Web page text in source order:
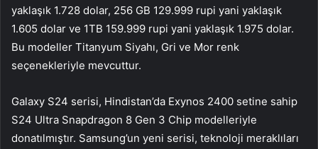
yaklaşık 1.728 dolar, 256 GB 129.999 rupi yani yaklaşık
1.605 dolar ve 1TB 159.999 rupi yani yaklaşık 1.975 dolar.
Bu modeller Titanyum Siyahı, Gri ve Mor renk
seçenekleriyle mevcuttur.
Galaxy S24 serisi, Hindistan’da Exynos 2400 setine sahip
S24 Ultra Snapdragon 8 Gen 3 Chip modelleriyle
donatılmıştır. Samsung’un yeni serisi, teknoloji meraklıları